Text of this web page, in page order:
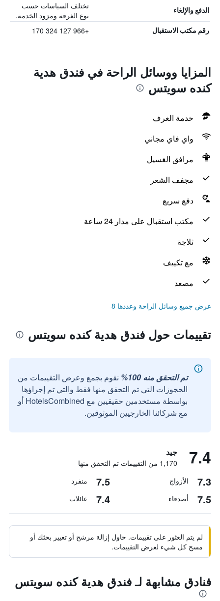
الدفع والإلغاء
تختلف السياسات حسب
نوع الغرفة ومزود الخدمة.
رقم مكتب الاستقبال +966 127 324 170
المزايا ووسائل الراحة في فندق هدية
كنده سويتس
خدمة الغرف
واي فاي مجاني
مرافق الغسيل
مجفف الشعر
دفع سريع
مكتب استقبال على مدار 24 ساعة
ثلاجة
مع تكييف
مصعد
عرض جميع وسائل الراحة وعددها 8
تقييمات حول فندق هدية كنده سويتس
تم التحقق منه 100%
نقوم بجمع وعرض التقييمات من
الحجوزات التي تم التحقق منها فقط والتي تم إجراؤها
بواسطة مستخدمين حقيقيين مع HotelsCombined أو
مع شركائنا الخارجيين الموثوقين.
7.4 جيد
1,170 من التقييمات تم التحقق منها
7.3 الأزواج 7.5 منفرد
7.5 أصدقاء 7.4 عائلات
لم يتم العثور على تقييمات. حاول إزالة مرشح أو تغيير بحثك أو
مسح كل شيء لعرض التقييمات.
فنادق مشابهة لـ فندق هدية كنده سويتس